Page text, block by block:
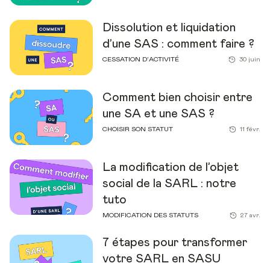
Dissolution et liquidation
d’une SAS : comment faire ?
CESSATION D’ACTIVITÉ 30 juin
Comment bien choisir entre
une SA et une SAS ?
CHOISIR SON STATUT 11 févr.
La modification de l’objet
social de la SARL : notre
tuto
MODIFICATION DES STATUTS 27 avr.
7 étapes pour transformer
votre SARL en SASU